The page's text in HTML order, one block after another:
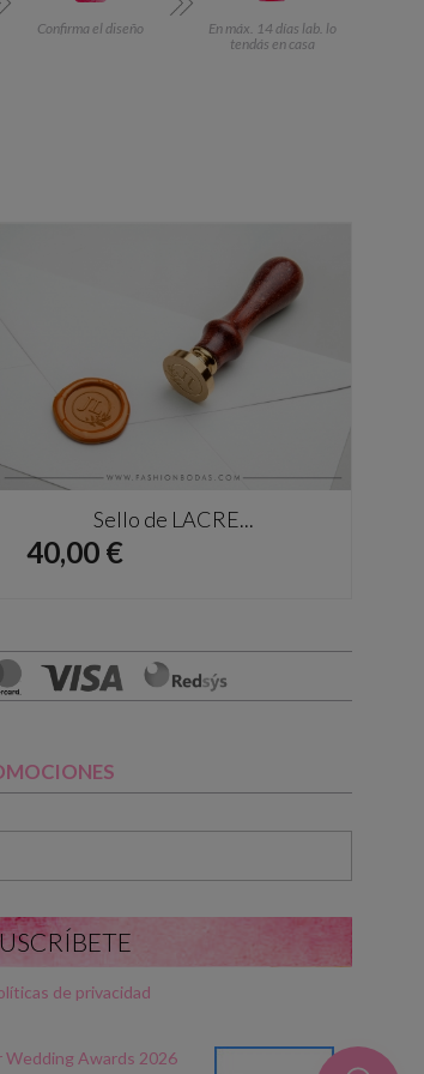
Confirma el diseño
En máx. 14 días lab. lo
tendás en casa
Sello de LACRE...
Precio
40,00 €
de privacidad